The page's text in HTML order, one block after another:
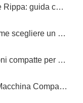
Parti e accessori per miniescavatore Rippa: guida completa alla sostituzione e all'aggiornamento
Mini escavatori cinesi in vendita: come scegliere un produttore affidabile
Rippa RS06, RB06 e RL06: Soluzioni compatte per cantieri globali
Rippa 1 Ton Mini Escavatore: Una Macchina Compatta per Piccoli Lavori